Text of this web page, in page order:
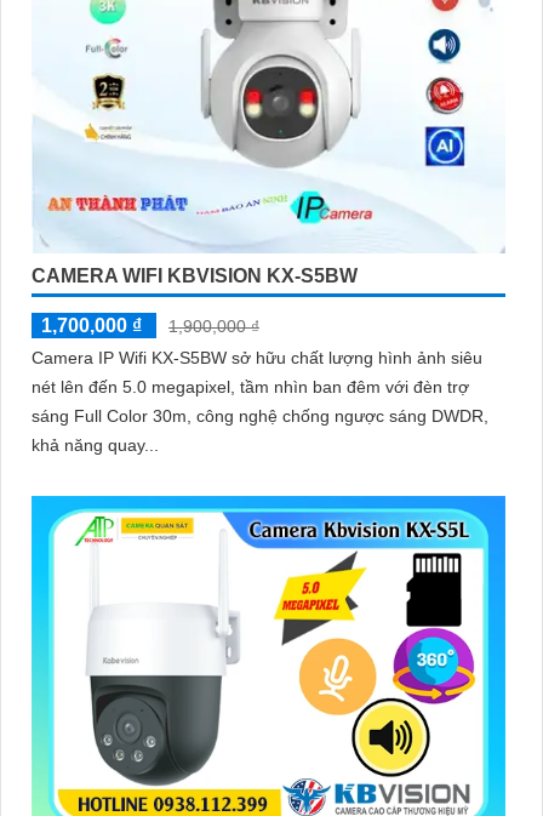
CAMERA WIFI KBVISION KX-S5BW
1,700,000 ₫
1,900,000 ₫
Camera IP Wifi KX-S5BW sở hữu chất lượng hình ảnh siêu
nét lên đến 5.0 megapixel, tầm nhìn ban đêm với đèn trợ
sáng Full Color 30m, công nghệ chống ngược sáng DWDR,
khả năng quay...